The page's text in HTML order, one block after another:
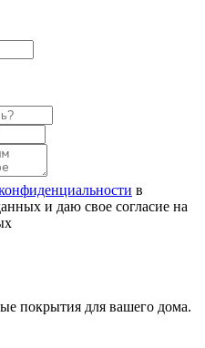
в
и даю свое согласие на
покрытия для вашего дома.